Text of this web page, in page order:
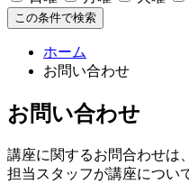
この条件で検索
ホーム
お問い合わせ
お問い合わせ
講座に関するお問合わせは
担当スタッフが講座につい